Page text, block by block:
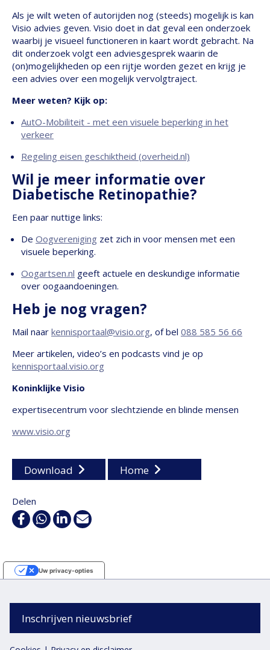
Als je wilt weten of autorijden nog (steeds) mogelijk is kan
Visio advies geven. Visio doet in dat geval een onderzoek
waarbij je visueel functioneren in kaart wordt gebracht. Na
dit onderzoek volgt een adviesgesprek waarin de
(on)mogelijkheden op een rijtje worden gezet en krijg je
een advies over een mogelijk vervolgtraject.
Meer weten? Kijk op:
AutO-Mobiliteit - met een visuele beperking in het
verkeer
Regeling eisen geschiktheid (overheid.nl)
Wil je meer informatie over
Diabetische Retinopathie?
Een paar nuttige links:
De Oogvereniging zet zich in voor mensen met een
visuele beperking.
Oogartsen.nl geeft actuele en deskundige informatie
over oogaandoeningen.
Heb je nog vragen?
Mail naar kennisportaal@visio.org, of bel 088 585 56 66
Meer artikelen, video’s en podcasts vind je op
kennisportaal.visio.org
Koninklijke Visio
expertisecentrum voor slechtziende en blinde mensen
www.visio.org
Download Home
Delen
FacebookWhatsApp
Linkedin
E-
Inschrijven nieuwsbrief
Uw privacy-opties